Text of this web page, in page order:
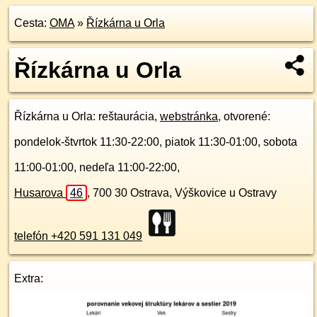
Cesta: OMA» Řízkárna u Orla
Řízkárna u Orla
Řízkárna u Orla: reštaurácia, webstránka, otvorené:
pondelok-štvrtok 11:30-22:00, piatok 11:30-01:00, sobota
11:00-01:00, nedeľa 11:00-22:00,
Husarova 46 , 700 30 Ostrava, Výškovice u Ostravy
telefón +420 591 131 049
Extra: